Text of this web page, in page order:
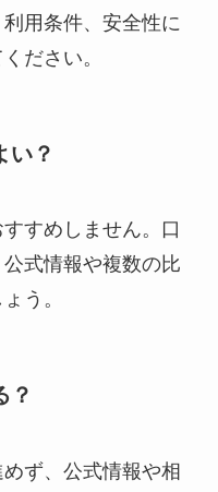
用条件、安全性に
ださい。
い？
すめしません。口
式情報や複数の比
う。
？
ず、公式情報や相